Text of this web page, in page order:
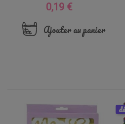
Prix
0,19 €
Ajouter au panier